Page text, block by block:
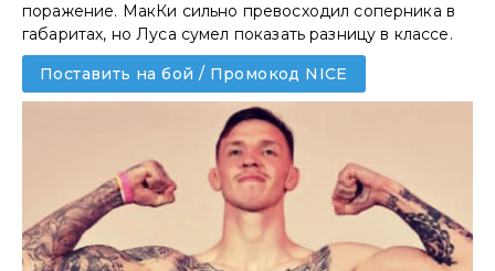
поражение. МакКи сильно превосходил соперника в
габаритах, но Луса сумел показать разницу в классе.
Поставить на бой / Промокод NICE